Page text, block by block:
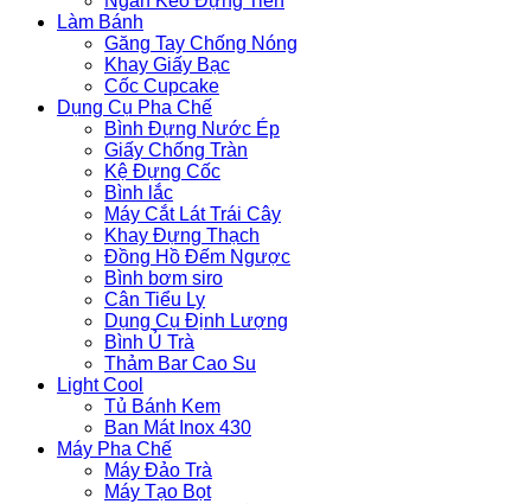
Làm Bánh
Găng Tay Chống Nóng
Khay Giấy Bạc
Cốc Cupcake
Dụng Cụ Pha Chế
Bình Đựng Nước Ép
Giấy Chống Tràn
Kệ Đựng Cốc
Bình lắc
Máy Cắt Lát Trái Cây
Khay Đựng Thạch
Đồng Hồ Đếm Ngược
Bình bơm siro
Cân Tiểu Ly
Dụng Cụ Định Lượng
Bình Ủ Trà
Thảm Bar Cao Su
Light Cool
Tủ Bánh Kem
Ban Mát Inox 430
Máy Pha Chế
Máy Đảo Trà
Máy Tạo Bọt